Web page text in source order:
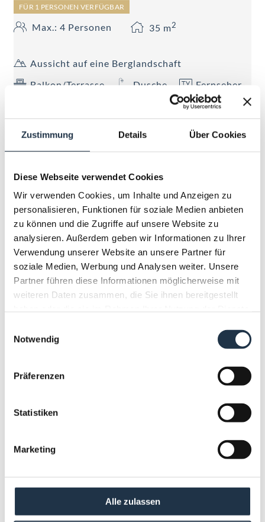
Zustimmung Details Über Cookies
Diese Webseite verwendet Cookies
Wir verwenden Cookies, um Inhalte und Anzeigen zu
personalisieren, Funktionen für soziale Medien anbieten
zu können und die Zugriffe auf unsere Website zu
analysieren. Außerdem geben wir Informationen zu Ihrer
Verwendung unserer Website an unsere Partner für
soziale Medien, Werbung und Analysen weiter. Unsere
Partner führen diese Informationen möglicherweise mit
weiteren Daten zusammen, die Sie ihnen bereitgestellt
Notwendig
Präferenzen
Statistiken
Marketing
Alle zulassen
FÜR 1 PERSONEN VERFÜGBAR
Max.: 4 Personen 35 m2
Aussicht auf eine Berglandschaft
Balkon/Terrasse
Dusche
Fernseher
Personen, Boxspringbett und eine ausziehbare
Couch, modernes Bad mit Regendusche, großteils
Doppelwaschtisch, teilweise Badewanne,
Handtuchtrockner, Föhn, WC getrennt, Telefon,
Kabel-Flat-TV, W-LAN, Minibar, Safe, Schreibtisch,
Balkon.
Mehr anzeigen
ZIMMERKALENDER ANZEIGEN
ALPINE SUITE